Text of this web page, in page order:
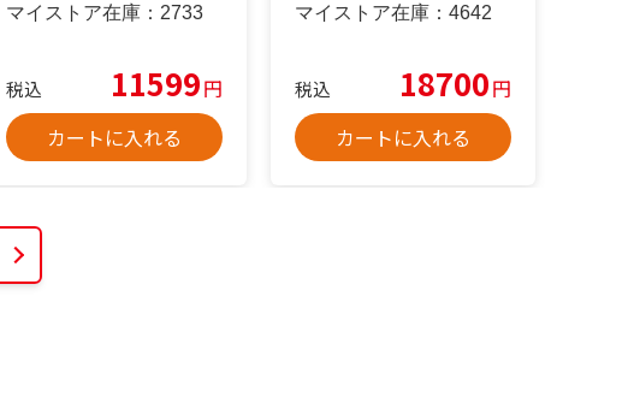
マイストア在庫： 2733
税込 11599円
カートに入れる
マイストア在庫： 4642
税込 18700円
カートに入れる